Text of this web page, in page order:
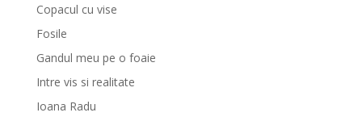
Copacul cu vise
Fosile
Gandul meu pe o foaie
Intre vis si realitate
Ioana Radu